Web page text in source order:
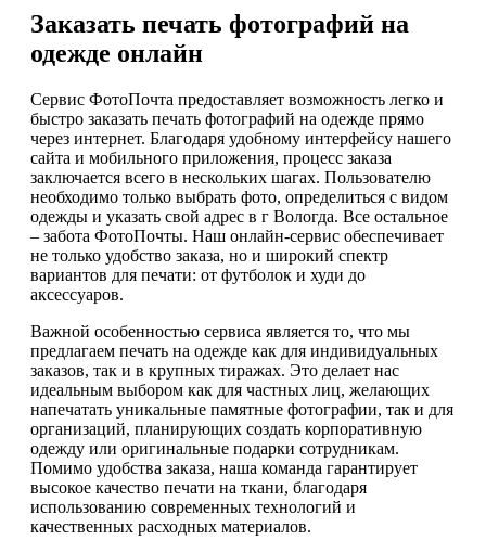
Заказать печать фотографий на
одежде онлайн
Сервис ФотоПочта предоставляет возможность легко и
быстро заказать печать фотографий на одежде прямо
через интернет. Благодаря удобному интерфейсу нашего
сайта и мобильного приложения, процесс заказа
заключается всего в нескольких шагах. Пользователю
необходимо только выбрать фото, определиться с видом
одежды и указать свой адрес в г Вологда. Все остальное
– забота ФотоПочты. Наш онлайн-сервис обеспечивает
не только удобство заказа, но и широкий спектр
вариантов для печати: от футболок и худи до
аксессуаров.
Важной особенностью сервиса является то, что мы
предлагаем печать на одежде как для индивидуальных
заказов, так и в крупных тиражах. Это делает нас
идеальным выбором как для частных лиц, желающих
напечатать уникальные памятные фотографии, так и для
организаций, планирующих создать корпоративную
одежду или оригинальные подарки сотрудникам.
Помимо удобства заказа, наша команда гарантирует
высокое качество печати на ткани, благодаря
использованию современных технологий и
качественных расходных материалов.